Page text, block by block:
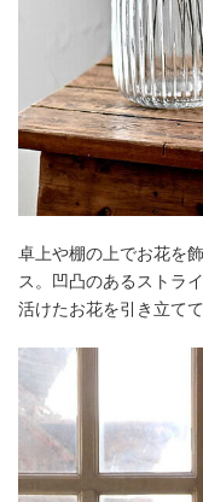
卓上や棚の上でお花を
ス。凹凸のあるストラ
活けたお花を引き立てて